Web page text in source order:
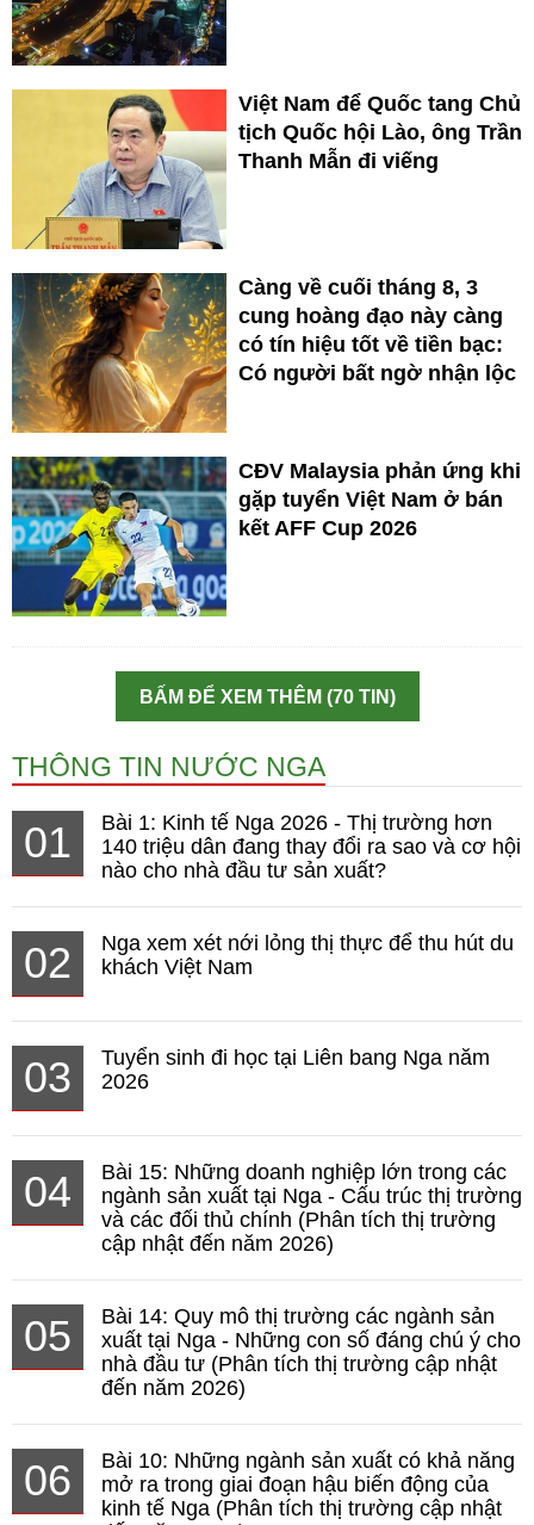
Việt Nam để Quốc tang Chủ
tịch Quốc hội Lào, ông Trần
Thanh Mẫn đi viếng
Càng về cuối tháng 8, 3
cung hoàng đạo này càng
có tín hiệu tốt về tiền bạc:
Có người bất ngờ nhận lộc
CĐV Malaysia phản ứng khi
gặp tuyển Việt Nam ở bán
kết AFF Cup 2026
BẤM ĐỂ XEM THÊM (70 TIN)
THÔNG TIN NƯỚC NGA
01
Bài 1: Kinh tế Nga 2026 - Thị trường hơn
140 triệu dân đang thay đổi ra sao và cơ hội
nào cho nhà đầu tư sản xuất?
02
Nga xem xét nới lỏng thị thực để thu hút du
khách Việt Nam
03
Tuyển sinh đi học tại Liên bang Nga năm
2026
04
Bài 15: Những doanh nghiệp lớn trong các
ngành sản xuất tại Nga - Cấu trúc thị trường
và các đối thủ chính (Phân tích thị trường
cập nhật đến năm 2026)
05
Bài 14: Quy mô thị trường các ngành sản
xuất tại Nga - Những con số đáng chú ý cho
nhà đầu tư (Phân tích thị trường cập nhật
đến năm 2026)
06
Bài 10: Những ngành sản xuất có khả năng
mở ra trong giai đoạn hậu biến động của
kinh tế Nga (Phân tích thị trường cập nhật